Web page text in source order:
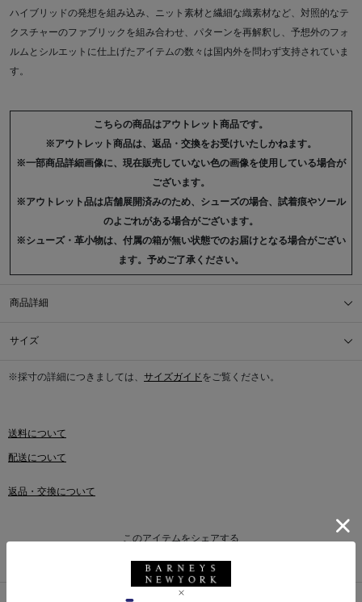
ハイブリッドの発想を組み込み、ニット素材と繊細な織素材など、対照的なテ
クスチャーのファブリックを組み合わせ、パターンを再解釈し、予想外のフォ
ルムとシルエットに仕上げたアイテムの数々は国内外を問わず支持されていま
す。
こちらの商品はアウトレット商品です。
※アウトレット商品は、返品・交換をお受けいたしかねます。
※一部商品詳細画像に、現在販売していない色の画像を使用している場合が
ございます。
※アウトレット品は店舗展開済みのため、シューズの場合、試着痕やソール
のよごれがある場合がございます。
※シューズ・革小物は、付属の箱が無い状態でのお届けとなる場合がござい
ます。予めご了承ください。
商品詳細
サイズ
※採寸の詳細につきましては、 サイズガイドをご覧ください。
送料について
配送について
返品・交換について
このアイテムをシェアする